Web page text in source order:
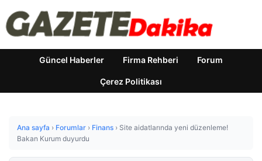
Güncel Haberler Firma Rehberi Forum
Çerez Politikası
Ana sayfa › Forumlar › Finans › Site aidatlarında yeni düzenleme!
Bakan Kurum duyurdu